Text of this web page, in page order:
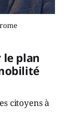
plan
citoyens à